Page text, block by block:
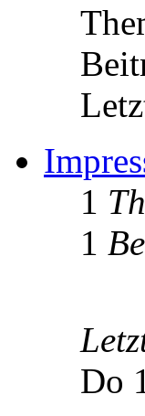
1
1
Do